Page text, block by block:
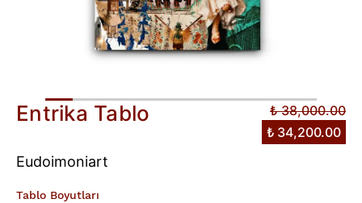
Entrika Tablo
₺ 38,000.00
₺ 34,200.00
Eudoimoniart
Tablo Boyutları